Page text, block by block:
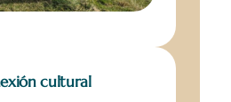
cultural